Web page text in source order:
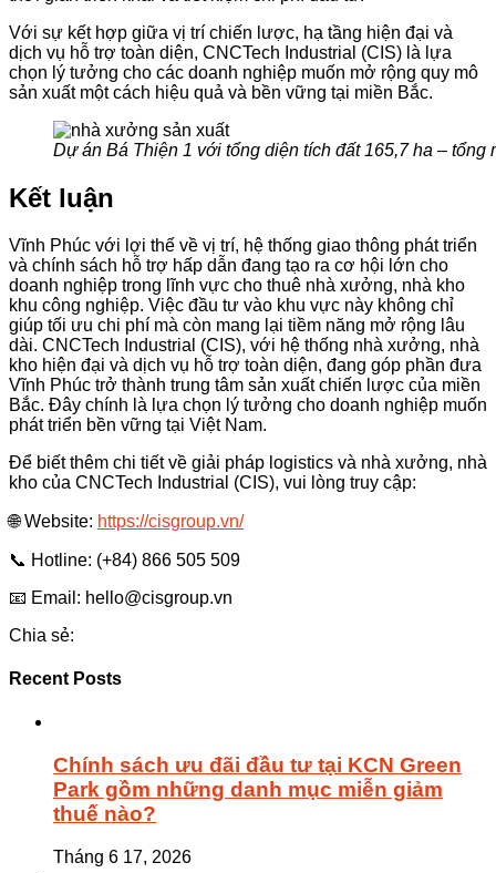
Với sự kết hợp giữa vị trí chiến lược, hạ tầng hiện đại và
dịch vụ hỗ trợ toàn diện, CNCTech Industrial (CIS) là lựa
chọn lý tưởng cho các doanh nghiệp muốn mở rộng quy mô
sản xuất một cách hiệu quả và bền vững tại miền Bắc.
Dự án Bá Thiện 1 với tổng diện tích đất 165,7 ha –
Kết luận
Vĩnh Phúc với lợi thế về vị trí, hệ thống giao thông phát triển
và chính sách hỗ trợ hấp dẫn đang tạo ra cơ hội lớn cho
doanh nghiệp trong lĩnh vực cho thuê nhà xưởng, nhà kho
khu công nghiệp. Việc đầu tư vào khu vực này không chỉ
giúp tối ưu chi phí mà còn mang lại tiềm năng mở rộng lâu
dài. CNCTech Industrial (CIS), với hệ thống nhà xưởng, nhà
kho hiện đại và dịch vụ hỗ trợ toàn diện, đang góp phần đưa
Vĩnh Phúc trở thành trung tâm sản xuất chiến lược của miền
Bắc. Đây chính là lựa chọn lý tưởng cho doanh nghiệp muốn
phát triển bền vững tại Việt Nam.
Để biết thêm chi tiết về giải pháp logistics và nhà xưởng, nhà
kho của CNCTech Industrial (CIS), vui lòng truy cập:
🌐 Website: https://cisgroup.vn/
📞 Hotline: (+84) 866 505 509
📧 Email: hello@cisgroup.vn
Chia sẻ:
Recent Posts
Chính sách ưu đãi đầu tư tại KCN Green
Park gồm những danh mục miễn giảm
thuế nào?
Tháng 6 17, 2026